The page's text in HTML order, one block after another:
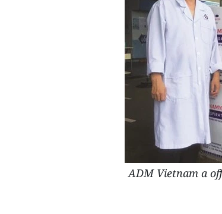
ADM Vietnam a